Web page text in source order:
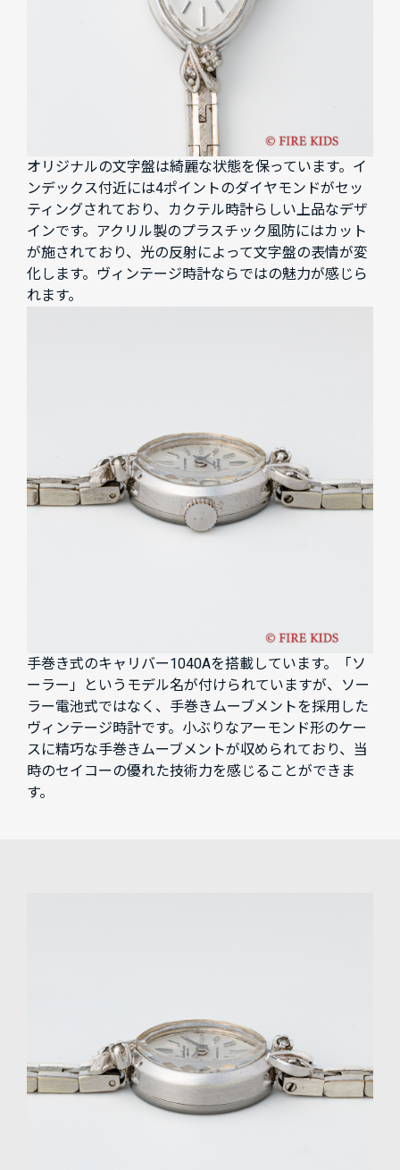
オリジナルの文字盤は綺麗な状態を保っています。イ
ンデックス付近には4ポイントのダイヤモンドがセッ
ティングされており、カクテル時計らしい上品なデザ
インです。アクリル製のプラスチック風防にはカット
が施されており、光の反射によって文字盤の表情が変
化します。ヴィンテージ時計ならではの魅力が感じら
れます。
手巻き式のキャリバー1040Aを搭載しています。「ソ
ーラー」というモデル名が付けられていますが、ソー
ラー電池式ではなく、手巻きムーブメントを採用した
ヴィンテージ時計です。小ぶりなアーモンド形のケー
スに精巧な手巻きムーブメントが収められており、当
時のセイコーの優れた技術力を感じることができま
す。